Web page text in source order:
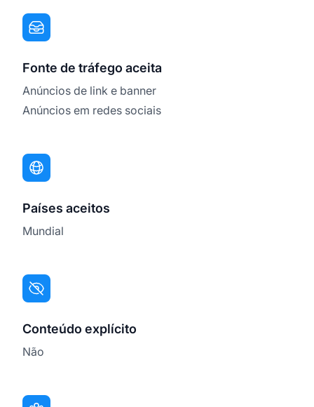
Fonte de tráfego aceita
Anúncios de link e banner
Anúncios em redes sociais
Países aceitos
Mundial
Conteúdo explícito
Não